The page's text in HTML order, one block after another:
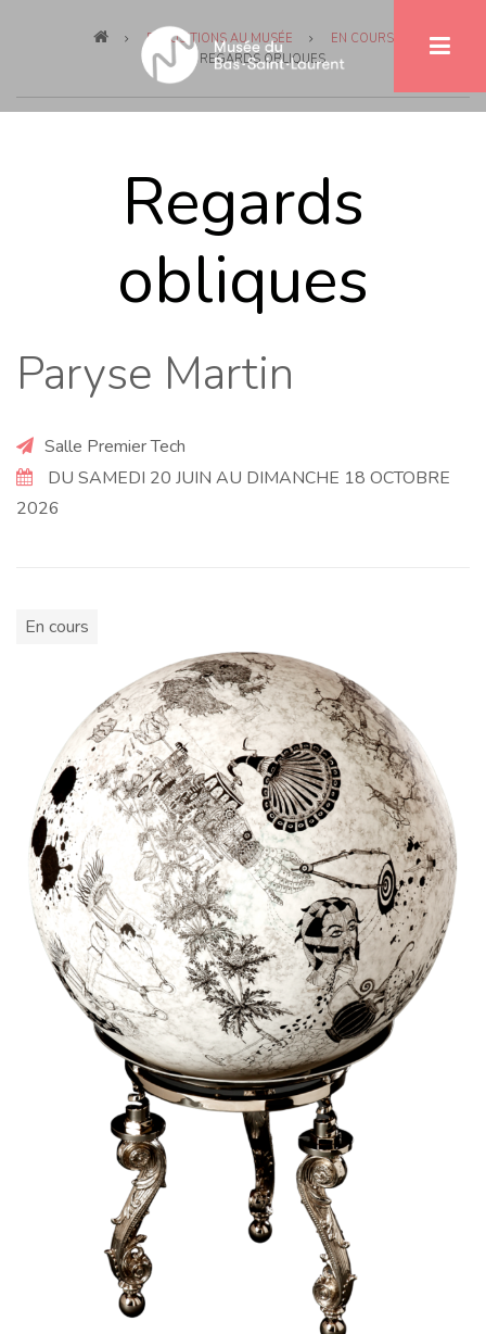
principal
EXPOSITIONS AU MUSÉE
EN COURS
REGARDS OBLIQUES
Regards
obliques
Paryse Martin
Salle Premier Tech
DU SAMEDI 20 JUIN AU DIMANCHE 18 OCTOBRE
2026
En cours